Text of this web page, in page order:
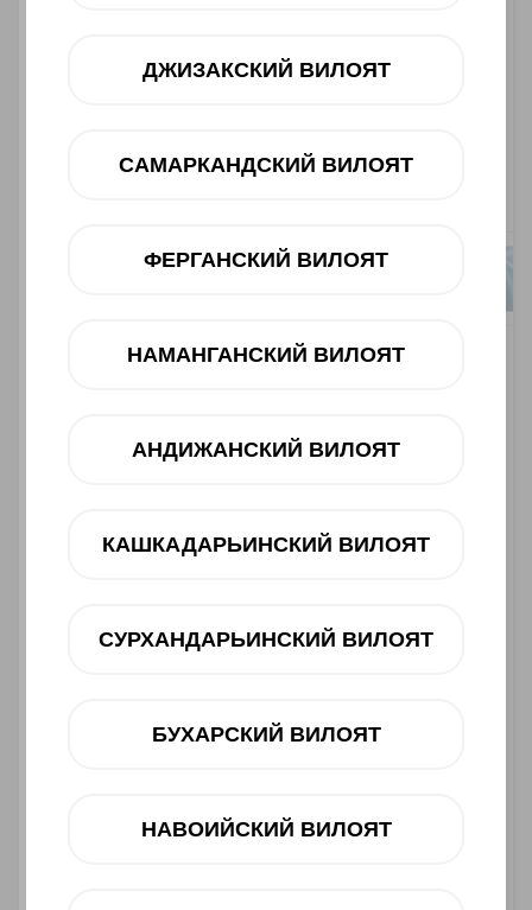
Asosiy xususiyatlari
Smartfon
2 390 000 UZS
12 oy dan 276 000 UZS
ДЖИЗАКСКИЙ ВИЛОЯТ
САМАРКАНДСКИЙ ВИЛОЯТ
ФЕРГАНСКИЙ ВИЛОЯТ
НАМАНГАНСКИЙ ВИЛОЯТ
АНДИЖАНСКИЙ ВИЛОЯТ
КАШКАДАРЬИНСКИЙ ВИЛОЯТ
СУРХАНДАРЬИНСКИЙ ВИЛОЯТ
БУХАРСКИЙ ВИЛОЯТ
НАВОИЙСКИЙ ВИЛОЯТ